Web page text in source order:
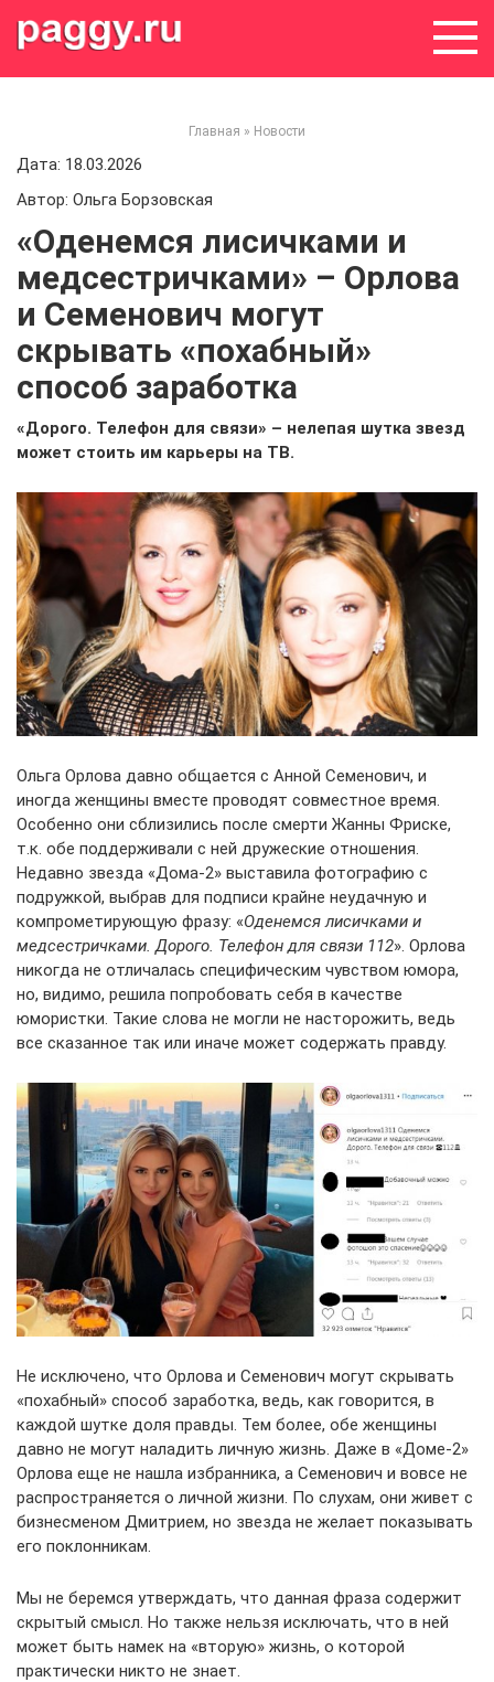
Главная » Новости
Дата: 18.03.2026
Автор: Ольга Борзовская
«Оденемся лисичками и
медсестричками» – Орлова
и Семенович могут
скрывать «похабный»
способ заработка
«Дорого. Телефон для связи» – нелепая шутка звезд
может стоить им карьеры на ТВ.
Ольга Орлова давно общается с Анной Семенович, и
иногда женщины вместе проводят совместное время.
Особенно они сблизились после смерти Жанны Фриске,
т.к. обе поддерживали с ней дружеские отношения.
Недавно звезда «Дома-2» выставила фотографию с
подружкой, выбрав для подписи крайне неудачную и
компрометирующую фразу: «Оденемся лисичками и
медсестричками. Дорого. Телефон для связи 112». Орлова
никогда не отличалась специфическим чувством юмора,
но, видимо, решила попробовать себя в качестве
юмористки. Такие слова не могли не насторожить, ведь
все сказанное так или иначе может содержать правду.
Не исключено, что Орлова и Семенович могут скрывать
«похабный» способ заработка, ведь, как говорится, в
каждой шутке доля правды. Тем более, обе женщины
давно не могут наладить личную жизнь. Даже в «Доме-2»
Орлова еще не нашла избранника, а Семенович и вовсе не
распространяется о личной жизни. По слухам, они живет с
бизнесменом Дмитрием, но звезда не желает показывать
его поклонникам.
Мы не беремся утверждать, что данная фраза содержит
скрытый смысл. Но также нельзя исключать, что в ней
может быть намек на «вторую» жизнь, о которой
практически никто не знает.